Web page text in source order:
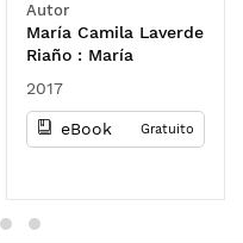
Autor
María Camila Laverde
Riaño : María
Espinosa : Julio
César Pantoja
2017
eBook Gratuito